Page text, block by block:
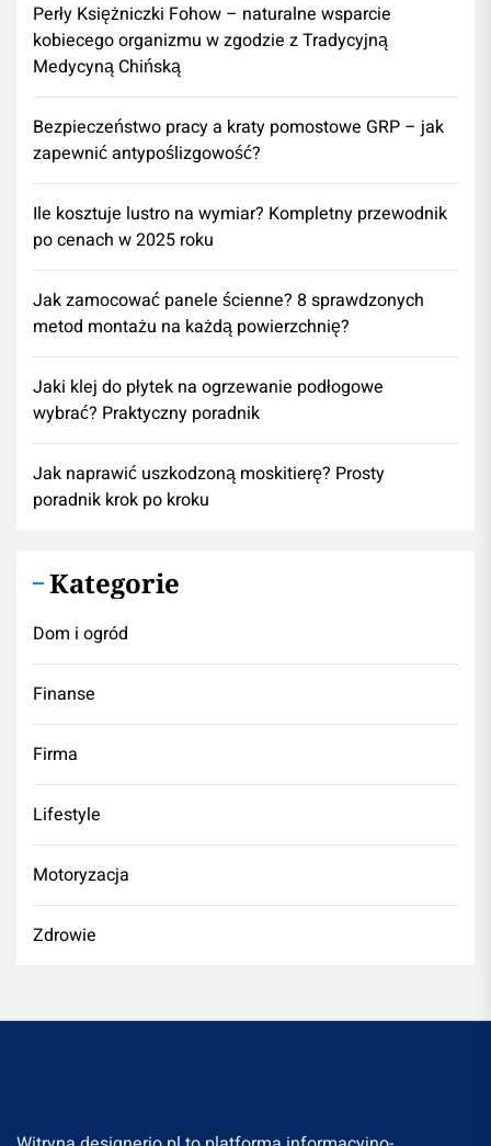
Perły Księżniczki Fohow – naturalne wsparcie
kobiecego organizmu w zgodzie z Tradycyjną
Medycyną Chińską
Bezpieczeństwo pracy a kraty pomostowe GRP – jak
zapewnić antypoślizgowość?
Ile kosztuje lustro na wymiar? Kompletny przewodnik
po cenach w 2025 roku
Jak zamocować panele ścienne? 8 sprawdzonych
metod montażu na każdą powierzchnię?
Jaki klej do płytek na ogrzewanie podłogowe
wybrać? Praktyczny poradnik
Jak naprawić uszkodzoną moskitierę? Prosty
poradnik krok po kroku
Kategorie
Dom i ogród
Finanse
Firma
Lifestyle
Motoryzacja
Zdrowie